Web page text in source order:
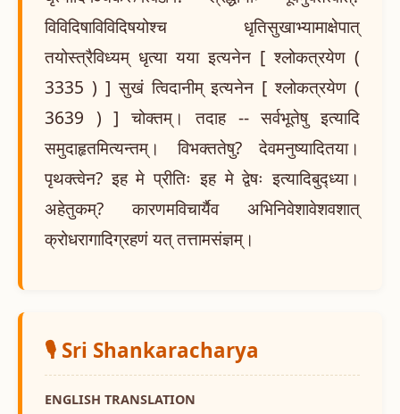
विविदिषाविविदिषयोश्च धृतिसुखाभ्यामाक्षेपात्
तयोस्त्रैविध्यम् धृत्या यया इत्यनेन [ श्लोकत्रयेण (
3335 ) ] सुखं त्विदानीम् इत्यनेन [ श्लोकत्रयेण (
3639 ) ] चोक्तम्। तदाह -- सर्वभूतेषु इत्यादि
समुदाहृतमित्यन्तम्। विभक्ततेषु? देवमनुष्यादितया।
पृथक्त्वेन? इह मे प्रीतिः इह मे द्वेषः इत्यादिबुद्ध्या।
अहेतुकम्? कारणमविचार्यैव अभिनिवेशावेशवशात्
क्रोधरागादिग्रहणं यत् तत्तामसंज्ञम्।
🎙️ Sri Shankaracharya
ENGLISH TRANSLATION